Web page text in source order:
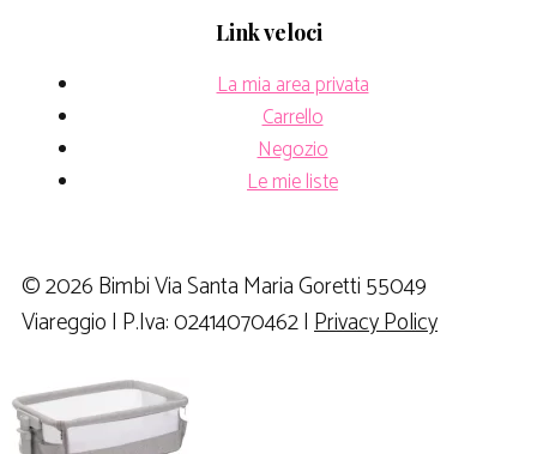
Link veloci
La mia area privata
Carrello
Negozio
Le mie liste
© 2026 Bimbi Via Santa Maria Goretti 55049
Viareggio | P.Iva: 02414070462 |Privacy Policy